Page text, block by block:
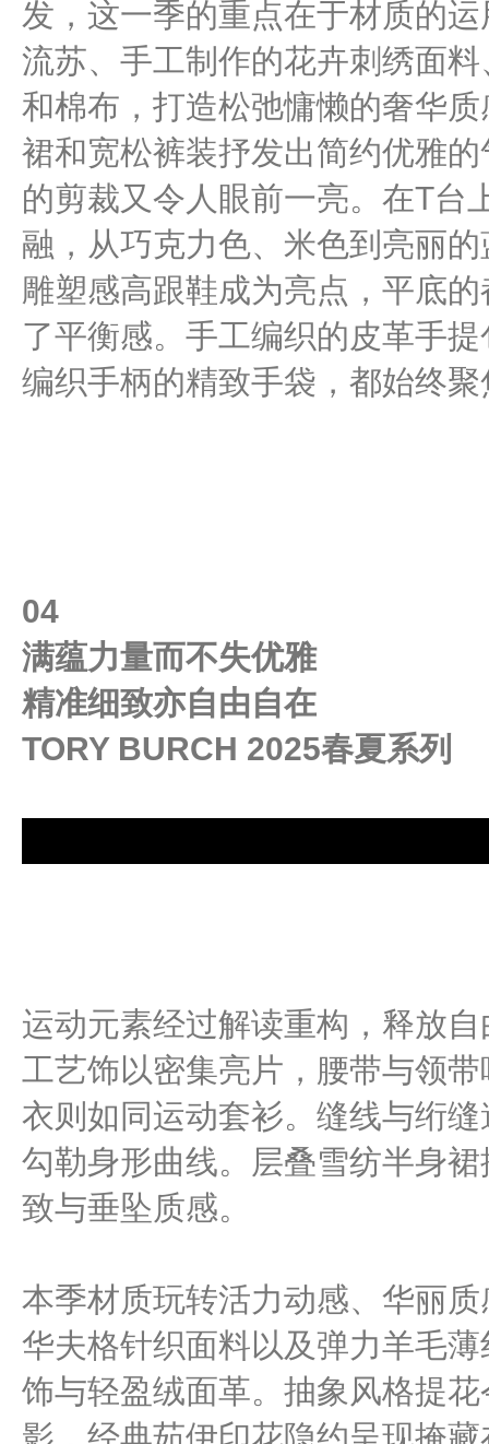
发，这一季的重点在于材质的
流苏、手工制作的花卉刺绣面
和棉布，打造松弛慵懒的奢华
裙和宽松裤装抒发出简约优雅
的剪裁又令人眼前一亮。在T台
融，从巧克力色、米色到亮丽
雕塑感高跟鞋成为亮点，平底
了平衡感。手工编织的皮革手
编织手柄的精致手袋，都始终
04
满蕴力量而不失优雅
精准细致亦自由自在
TORY BURCH 2025春夏系列
运动元素经过解读重构，释放
工艺饰以密集亮片，腰带与领
衣则如同运动套衫。缝线与绗
勾勒身形曲线。层叠雪纺半身
致与垂坠质感。
本季材质玩转活力动感、华丽
华夫格针织面料以及弹力羊毛
饰与轻盈绒面革。抽象风格提